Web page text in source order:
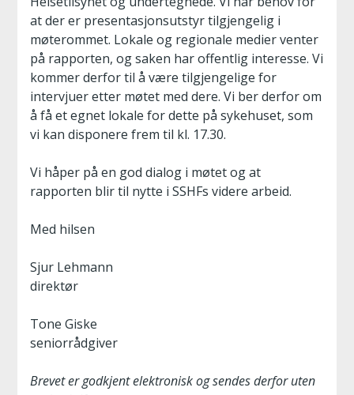
at der er presentasjonsutstyr tilgjengelig i
møterommet. Lokale og regionale medier venter
på rapporten, og saken har offentlig interesse. Vi
kommer derfor til å være tilgjengelige for
intervjuer etter møtet med dere. Vi ber derfor om
å få et egnet lokale for dette på sykehuset, som
vi kan disponere frem til kl. 17.30.
Vi håper på en god dialog i møtet og at
rapporten blir til nytte i SSHFs videre arbeid.
Med hilsen
Sjur Lehmann
direktør
Tone Giske
seniorrådgiver
Brevet er godkjent elektronisk og sendes derfor uten